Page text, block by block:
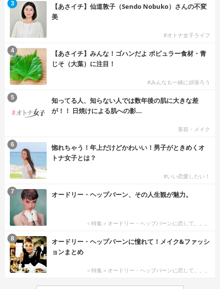
【あさイチ】仙道敦子（Sendo Nobuko）さんの不変
美
#オトナ女子ライフ
3
【あさイチ】みんな！ゴハンだよ ポピュラー食材・青
じそ（大葉）に注目！
#みんなも一緒に頑張ろう
4
知ってる人、知らない人では数年後の肌に大きな差
が！！ 日焼けによる肌への影...
美容・メイク
5
惚れちゃう！年上だけどかわいい！男子がときめくオ
トナ女子とは？
#いい恋愛したい！
6
オードリー・ヘップバーン、その人生観が魅力。
＜特集＞オードリー・ヘップバーンに恋して。。。
7
オードリー・ヘップバーンに憧れて！メイク&ファッシ
ョンまとめ
＜特集＞オードリー・ヘップバーンに恋して。。。
8